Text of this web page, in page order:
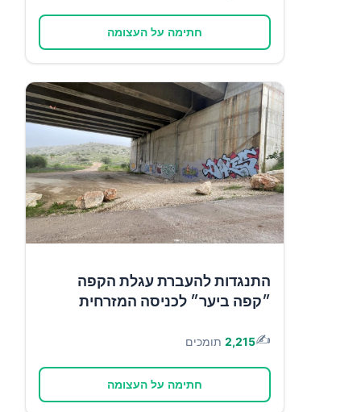
חתימה על העצומה
התנגדות להעברת עגלת הקפה
״קפה ביער״ לכניסה המזרחית
✍️
2,215 תומכים
חתימה על העצומה